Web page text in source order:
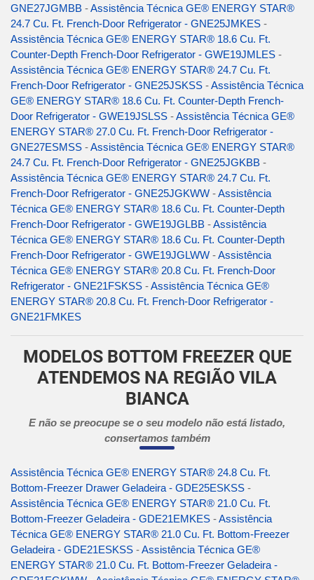
GNE27JGMBB -Assistência Técnica GE® ENERGY STAR®
24.7 Cu. Ft. French-Door Refrigerator - GNE25JMKES -
Assistência Técnica GE® ENERGY STAR® 18.6 Cu. Ft.
Counter-Depth French-Door Refrigerator - GWE19JMLES -
Assistência Técnica GE® ENERGY STAR® 24.7 Cu. Ft.
French-Door Refrigerator - GNE25JSKSS -Assistência Técnica
GE® ENERGY STAR® 18.6 Cu. Ft. Counter-Depth French-
Door Refrigerator - GWE19JSLSS -Assistência Técnica GE®
ENERGY STAR® 27.0 Cu. Ft. French-Door Refrigerator -
GNE27ESMSS -Assistência Técnica GE® ENERGY STAR®
24.7 Cu. Ft. French-Door Refrigerator - GNE25JGKBB -
Assistência Técnica GE® ENERGY STAR® 24.7 Cu. Ft.
French-Door Refrigerator - GNE25JGKWW -Assistência
Técnica GE® ENERGY STAR® 18.6 Cu. Ft. Counter-Depth
French-Door Refrigerator - GWE19JGLBB -Assistência
Técnica GE® ENERGY STAR® 18.6 Cu. Ft. Counter-Depth
French-Door Refrigerator - GWE19JGLWW -Assistência
Técnica GE® ENERGY STAR® 20.8 Cu. Ft. French-Door
Refrigerator - GNE21FSKSS -Assistência Técnica GE®
ENERGY STAR® 20.8 Cu. Ft. French-Door Refrigerator -
GNE21FMKES
MODELOS BOTTOM FREEZER QUE
ATENDEMOS NA REGIÃO VILA
BIANCA
E não se preocupe se o seu modelo não está listado,
consertamos também
Assistência Técnica GE® ENERGY STAR® 24.8 Cu. Ft.
Bottom-Freezer Drawer Geladeira - GDE25ESKSS -
Assistência Técnica GE® ENERGY STAR® 21.0 Cu. Ft.
Bottom-Freezer Geladeira - GDE21EMKES -Assistência
Técnica GE® ENERGY STAR® 21.0 Cu. Ft. Bottom-Freezer
Geladeira - GDE21ESKSS -Assistência Técnica GE®
ENERGY STAR® 21.0 Cu. Ft. Bottom-Freezer Geladeira -